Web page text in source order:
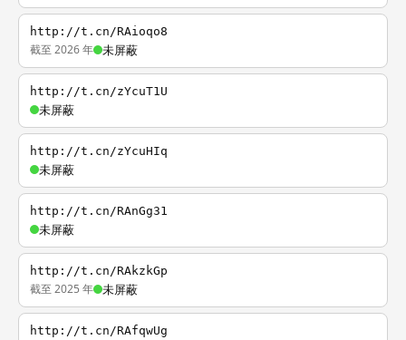
http://t.cn/RAioqo8
截至 2026 年 未屏蔽
http://t.cn/zYcuT1U
未屏蔽
http://t.cn/zYcuHIq
未屏蔽
http://t.cn/RAnGg31
未屏蔽
http://t.cn/RAkzkGp
截至 2025 年 未屏蔽
http://t.cn/RAfqwUg